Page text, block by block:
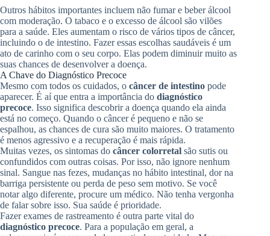
Outros hábitos importantes incluem não fumar e beber álcool
com moderação. O tabaco e o excesso de álcool são vilões
para a saúde. Eles aumentam o risco de vários tipos de câncer,
incluindo o de intestino. Fazer essas escolhas saudáveis é um
ato de carinho com o seu corpo. Elas podem diminuir muito as
suas chances de desenvolver a doença.
A Chave do Diagnóstico Precoce
Mesmo com todos os cuidados, o câncer de intestino pode
aparecer. É aí que entra a importância do diagnóstico
precoce. Isso significa descobrir a doença quando ela ainda
está no começo. Quando o câncer é pequeno e não se
espalhou, as chances de cura são muito maiores. O tratamento
é menos agressivo e a recuperação é mais rápida.
Muitas vezes, os sintomas do câncer colorretal são sutis ou
confundidos com outras coisas. Por isso, não ignore nenhum
sinal. Sangue nas fezes, mudanças no hábito intestinal, dor na
barriga persistente ou perda de peso sem motivo. Se você
notar algo diferente, procure um médico. Não tenha vergonha
de falar sobre isso. Sua saúde é prioridade.
Fazer exames de rastreamento é outra parte vital do
diagnóstico precoce. Para a população em geral, a